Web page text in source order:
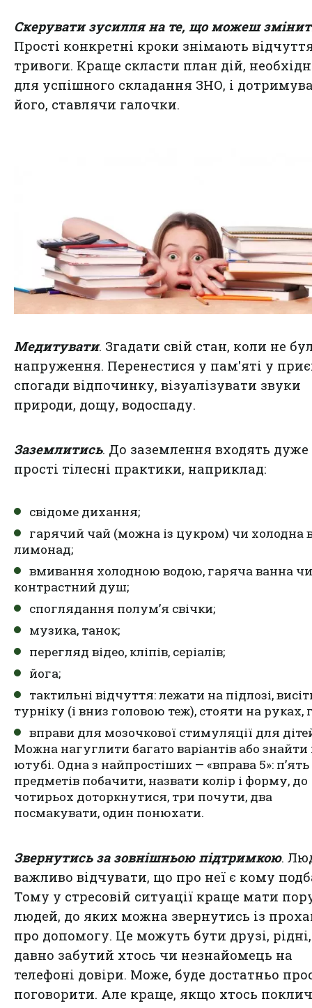
Скерувати зусилля на те, що можеш
Прості конкретні кроки знімають
тривоги. Краще скласти план дій,
для успішного складання ЗНО, і
його, ставлячи галочки.
Медитувати. Згадати свій стан, коли не
напруження. Перенестися у пам'яті у
спогади відпочинку, візуалізувати звуки
природи, дощу, водоспаду.
Заземлитись. До заземлення входять дуже
прості тілесні практики, наприклад:
свідоме дихання;
гарячий чай (можна із цукром) чи холодна
лимонад;
вмивання холодною водою, гаряча ванна чи
контрастний душ;
споглядання полум’я свічки;
музика, танок;
перегляд відео, кліпів, серіалів;
йога;
тактильні відчуття: лежати на підлозі,
турніку (і вниз головою теж), стояти на руках,
вправи для мозочкової стимуляції для
Можна нагуглити багато варіантів або знайти
ютубі. Одна з найпростіших — «вправа 5»: п’ять
предметів побачити, назвати колір і форму, до
чотирьох доторкнутися, три почути, два
посмакувати, один понюхати.
Звернутись за зовнішньою підтримкою.
важливо відчувати, що про неї є кому
Тому у стресовій ситуації краще мати
людей, до яких можна звернутись із
про допомогу. Це можуть бути друзі, рідні,
давно забутий хтось чи незнайомець на
телефоні довіри. Може, буде достатньо
поговорити. Але краще, якщо хтось